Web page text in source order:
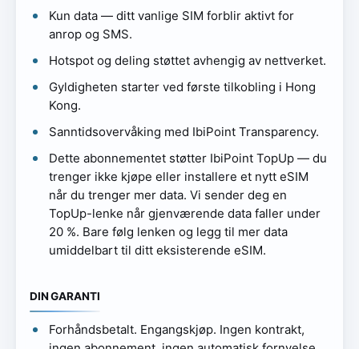
Kun data — ditt vanlige SIM forblir aktivt for
anrop og SMS.
Hotspot og deling støttet avhengig av nettverket.
Gyldigheten starter ved første tilkobling i Hong
Kong.
Sanntidsovervåking med IbiPoint Transparency.
Dette abonnementet støtter IbiPoint TopUp — du
trenger ikke kjøpe eller installere et nytt eSIM
når du trenger mer data. Vi sender deg en
TopUp-lenke når gjenværende data faller under
20 %. Bare følg lenken og legg til mer data
umiddelbart til ditt eksisterende eSIM.
DIN GARANTI
Forhåndsbetalt. Engangskjøp. Ingen kontrakt,